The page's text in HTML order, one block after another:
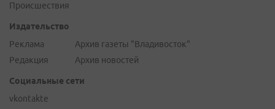
Происшествия
Издательство
Реклама
Редакция
Архив газеты "Владивосток"
Архив новостей
Социальные сети
vkontakte